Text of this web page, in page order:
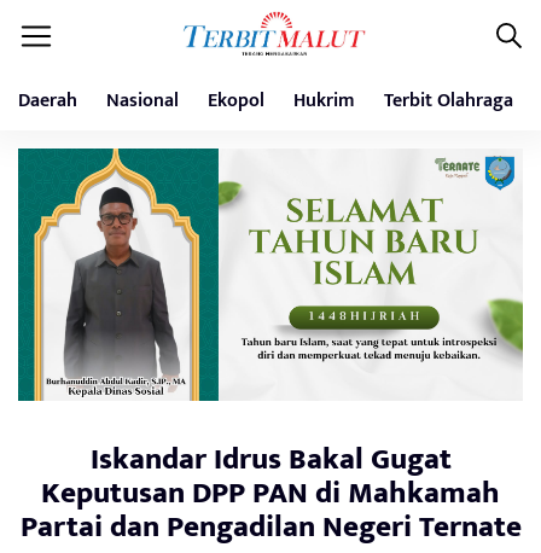
Daerah Nasional Ekopol Hukrim Terbit Olahraga
Iskandar Idrus Bakal Gugat
Keputusan DPP PAN di Mahkamah
Partai dan Pengadilan Negeri Ternate